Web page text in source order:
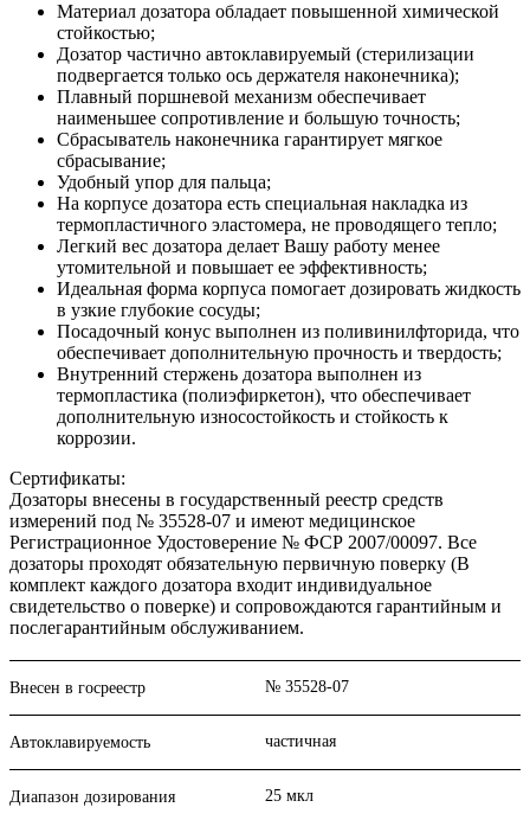
Материал дозатора обладает повышенной химической
стойкостью;
Дозатор частично автоклавируемый (стерилизации
подвергается только ось держателя наконечника);
Плавный поршневой механизм обеспечивает
наименьшее сопротивление и большую точность;
Сбрасыватель наконечника гарантирует мягкое
сбрасывание;
Удобный упор для пальца;
На корпусе дозатора есть специальная накладка из
термопластичного эластомера, не проводящего тепло;
Легкий вес дозатора делает Вашу работу менее
утомительной и повышает ее эффективность;
Идеальная форма корпуса помогает дозировать жидкость
в узкие глубокие сосуды;
Посадочный конус выполнен из поливинилфторида, что
обеспечивает дополнительную прочность и твердость;
Внутренний стержень дозатора выполнен из
термопластика (полиэфиркетон), что обеспечивает
дополнительную износостойкость и стойкость к
коррозии.
Сертификаты:
Дозаторы внесены в государственный реестр средств
измерений под № 35528-07 и имеют медицинское
Регистрационное Удостоверение № ФСР 2007/00097. Все
дозаторы проходят обязательную первичную поверку (В
комплект каждого дозатора входит индивидуальное
свидетельство о поверке) и сопровождаются гарантийным и
послегарантийным обслуживанием.
Внесен в госреестр № 35528-07
Автоклавируемость частичная
Диапазон дозирования 25 мкл